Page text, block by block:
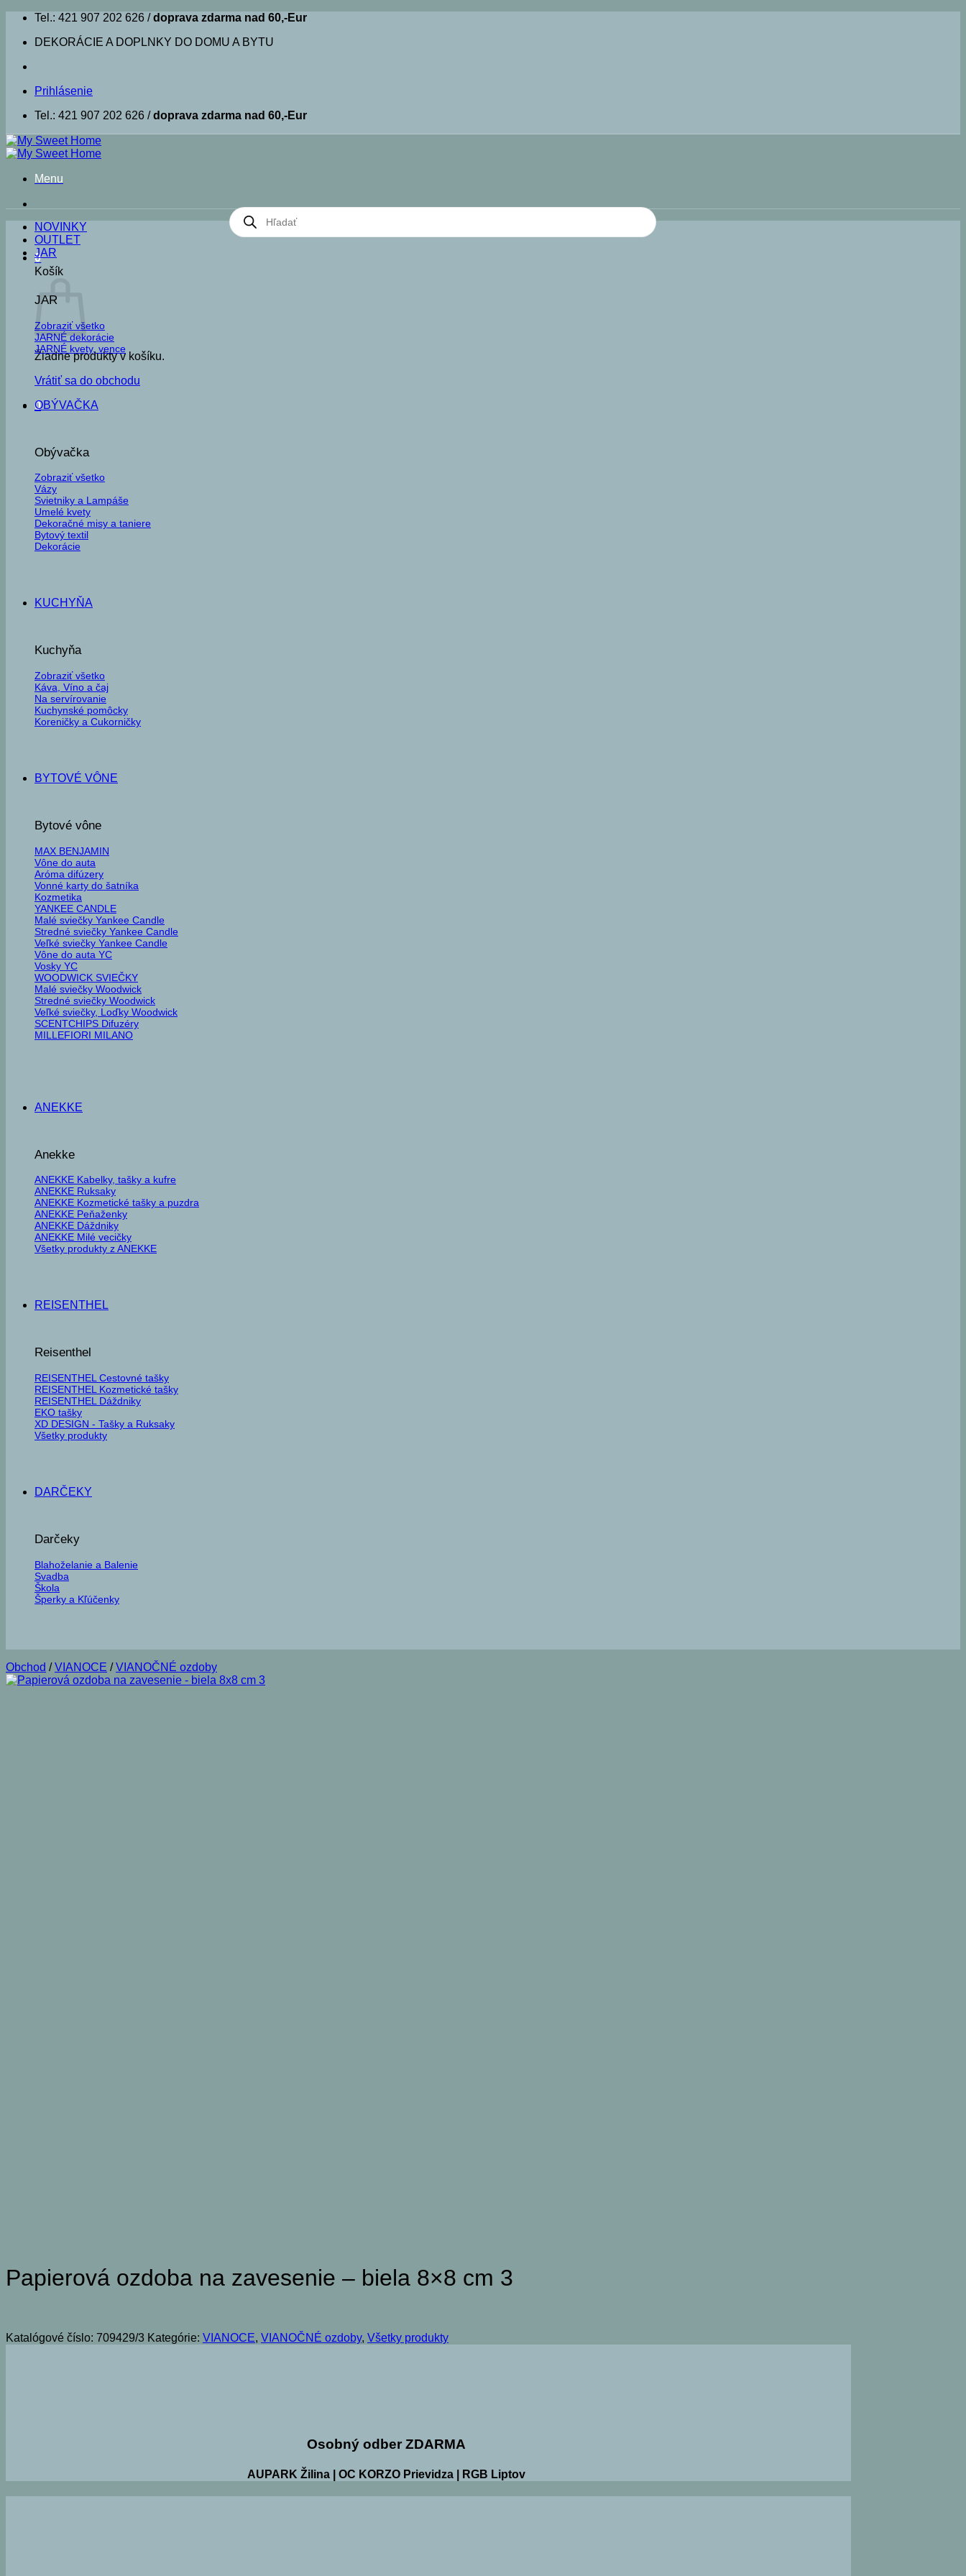
Skip
content
Tel.: 421 907 202 626 /doprava zdarma nad 60,-Eur
DEKORÁCIE A DOPLNKY DO DOMU A BYTU
Prihlásenie
Tel.: 421 907 202 626 /doprava zdarma nad 60,-Eur
Menu
Products
search
0
Košík
Žiadne produkty v košíku.
Vrátiť sa do obchodu
0
NOVINKY
OUTLET
JAR
JAR
Zobraziť všetko
JARNÉ dekorácie
JARNÉ kvety, vence
OBÝVAČKA
Obývačka
Zobraziť všetko
Vázy
Svietniky a Lampáše
Umelé kvety
Dekoračné misy a taniere
Bytový textil
Dekorácie
KUCHYŇA
Kuchyňa
Zobraziť všetko
Káva, Víno a čaj
Na servírovanie
Kuchynské pomôcky
Koreničky a Cukorničky
BYTOVÉ VÔNE
Bytové vône
MAX BENJAMIN
Vône do auta
Aróma difúzery
Vonné karty do šatníka
Kozmetika
YANKEE CANDLE
Malé sviečky Yankee Candle
Stredné sviečky Yankee Candle
Veľké sviečky Yankee Candle
Vône do auta YC
Vosky YC
WOODWICK SVIEČKY
Malé sviečky Woodwick
Stredné sviečky Woodwick
Veľké sviečky, Loďky Woodwick
SCENTCHIPS Difuzéry
MILLEFIORI MILANO
ANEKKE
Anekke
ANEKKE Kabelky, tašky a kufre
ANEKKE Ruksaky
ANEKKE Kozmetické tašky a puzdra
ANEKKE Peňaženky
ANEKKE Dáždniky
ANEKKE Milé vecičky
Všetky produkty z ANEKKE
REISENTHEL
Reisenthel
REISENTHEL Cestovné tašky
REISENTHEL Kozmetické tašky
REISENTHEL Dáždniky
EKO tašky
XD DESIGN - Tašky a Ruksaky
Všetky produkty
DARČEKY
Darčeky
Blahoželanie a Balenie
Svadba
Škola
Šperky a Kľúčenky
Obchod / VIANOCE / VIANOČNÉ ozdoby
Papierová ozdoba na zavesenie – biela 8×8 cm 3
Katalógové číslo: 709429/3 Kategórie: VIANOCE, VIANOČNÉ ozdoby, Všetky produkty
Osobný odber ZDARMA
AUPARK Žilina | OC KORZO Prievidza | RGB Liptov